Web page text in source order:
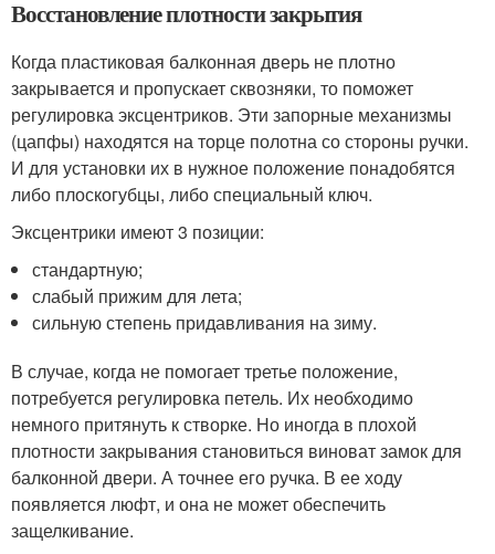
Восстановление плотности закрытия
Когда пластиковая балконная дверь не плотно
закрывается и пропускает сквозняки, то поможет
регулировка эксцентриков. Эти запорные механизмы
(цапфы) находятся на торце полотна со стороны ручки.
И для установки их в нужное положение понадобятся
либо плоскогубцы, либо специальный ключ.
Эксцентрики имеют 3 позиции:
стандартную;
слабый прижим для лета;
сильную степень придавливания на зиму.
В случае, когда не помогает третье положение,
потребуется регулировка петель. Их необходимо
немного притянуть к створке. Но иногда в плохой
плотности закрывания становиться виноват замок для
балконной двери. А точнее его ручка. В ее ходу
появляется люфт, и она не может обеспечить
защелкивание.